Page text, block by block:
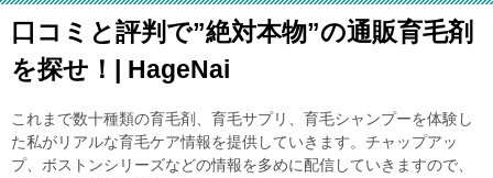
口コミと評判で”絶対本物”の通販育毛剤
を探せ！| HageNai
これまで数十種類の育毛剤、育毛サプリ、育毛シャンプーを体験し
た私がリアルな育毛ケア情報を提供していきます。チャップアッ
プ、ボストンシリーズなどの情報を多めに配信していきますので、